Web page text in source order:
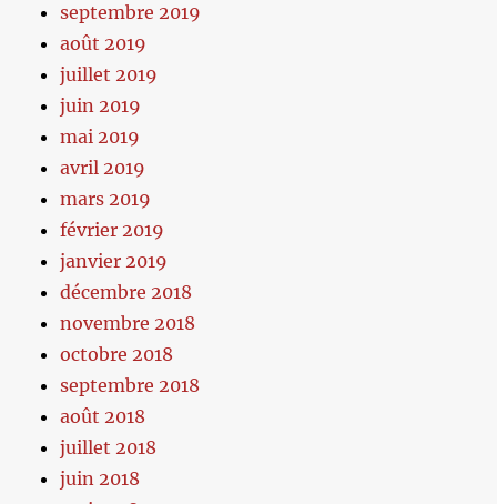
septembre 2019
août 2019
juillet 2019
juin 2019
mai 2019
avril 2019
mars 2019
février 2019
janvier 2019
décembre 2018
novembre 2018
octobre 2018
septembre 2018
août 2018
juillet 2018
juin 2018